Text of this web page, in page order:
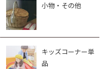
小物・その他
キッズコーナー単
品